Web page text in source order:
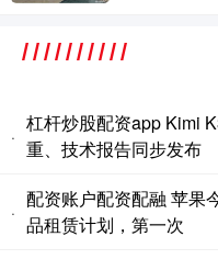
·
杠杆炒股配资app Kimi
重、技术报告同步发布
·
配资账户配资配融 苹果
品租赁计划，第一次